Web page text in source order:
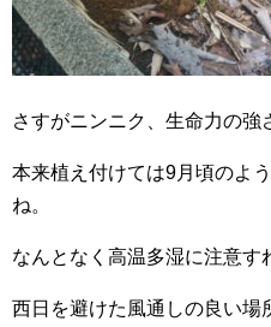
さすがニンニク、生命力の強
本来植え付けては9月頃のよ
ね。
なんとなく高温多湿に注意す
西日を避けた風通しの良い場